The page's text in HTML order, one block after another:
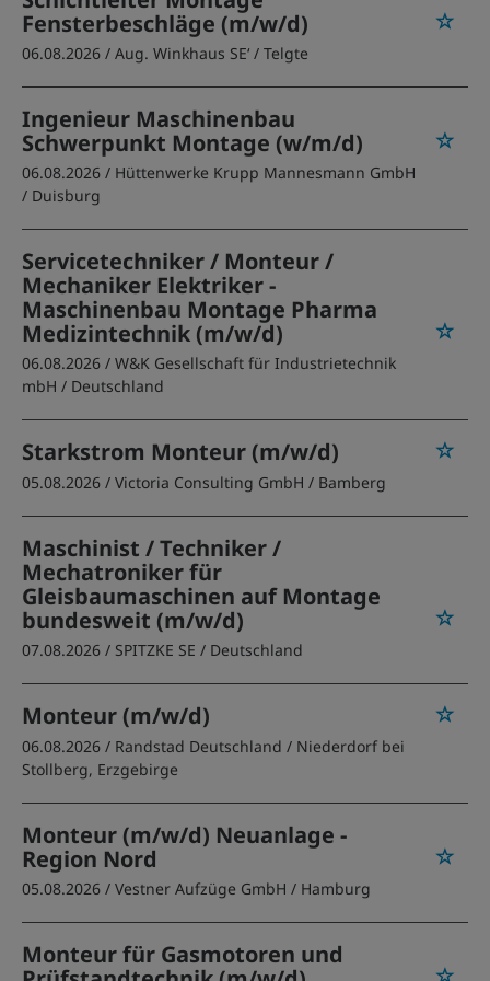
Fensterbeschläge (m/w/d)
06.08.2026 / Aug. Winkhaus SE‘ / Telgte
Ingenieur Maschinenbau
Schwerpunkt Montage (w/m/d)
06.08.2026 / Hüttenwerke Krupp Mannesmann GmbH
/ Duisburg
Servicetechniker / Monteur /
Mechaniker Elektriker -
Maschinenbau Montage Pharma
Medizintechnik (m/w/d)
06.08.2026 / W&K Gesellschaft für Industrietechnik
mbH / Deutschland
Starkstrom Monteur (m/w/d)
05.08.2026 / Victoria Consulting GmbH / Bamberg
Maschinist / Techniker /
Mechatroniker für
Gleisbaumaschinen auf Montage
bundesweit (m/w/d)
07.08.2026 / SPITZKE SE / Deutschland
Monteur (m/w/d)
06.08.2026 / Randstad Deutschland / Niederdorf bei
Stollberg, Erzgebirge
Monteur (m/w/d) Neuanlage -
Region Nord
05.08.2026 / Vestner Aufzüge GmbH / Hamburg
Monteur für Gasmotoren und